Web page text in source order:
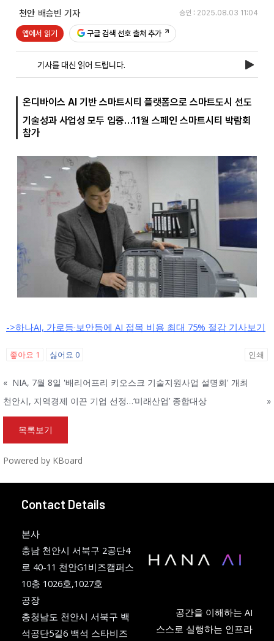
->하나AI, 가로등·보안등에 AI 접목 비용 최대 75% 절감 기사보기
좋아요 1 싫어요 0 인쇄
« NIA, 7월 8일 '배리어프리 키오스크 기술지원사업 설명회' 개최
천안시, 지역경제 이끈 기업 선정…‘미래산업’ 종합대상
»
목록보기
Powered by KBoard
Contact Details
본사
충남 천안시 서북구 2공단4
로 40-11 천안G1비즈캠퍼스
10층 1026호,1027호
공장
충청남도 천안시 서북구 백
석공단5길6 백석 스타비즈
공간을 이해하는 AI
스스로 실행하는 인프라